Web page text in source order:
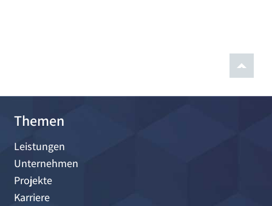
Themen
Leistungen
Unternehmen
Projekte
Karriere